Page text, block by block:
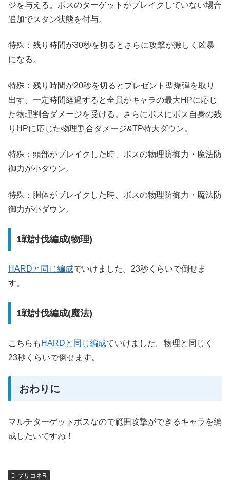
ジを与える。ボスのターゲットがブレイクしていない場合
追加でスタン状態を付与。
特殊：残り時間が30秒を切るとさらに攻撃が激しく凶暴
になる。
特殊：残り時間が20秒を切るとプレゼント型爆弾を取り
出す。一定時間経過すると全員がキャラの最大HPに応じ
た物理割合ダメージを受ける。さらにボスにボス自身の残
りHPに応じた物理割合ダメージ&TP特大ダウン。
特殊：頭部がブレイクした時、ボスの物理防御力・魔法防
御力が小ダウン。
特殊：胴体がブレイクした時、ボスの物理防御力・魔法防
御力が小ダウン。
1戦討伐編成(物理)
HARDと同じ編成でいけました。23秒くらいで倒せま
す。
1戦討伐編成(魔法)
こちらも HARDと同じ編成でいけました。物理と同じく
23秒くらいで倒せます。
おわりに
マルチターゲットボスなので範囲攻撃ができるキャラを編
成したいですね！
プリコネR